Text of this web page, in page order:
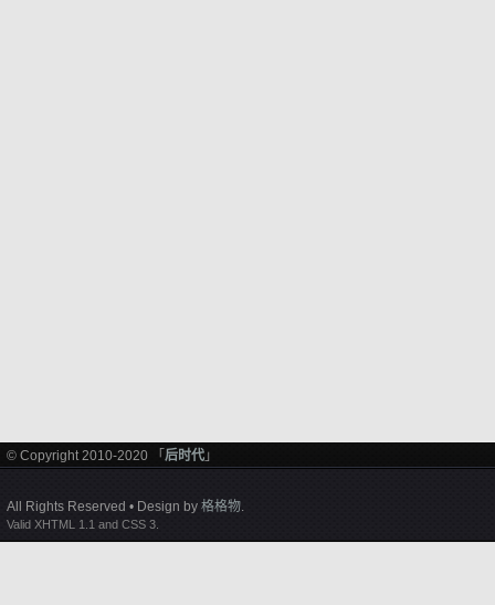
© Copyright 2010-2020 「 后时代 」
All Rights Reserved • Design by 格格物.
Valid XHTML 1.1 and CSS 3.